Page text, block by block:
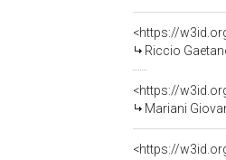
<https://
Riccio
<https://
Mariani
<https://